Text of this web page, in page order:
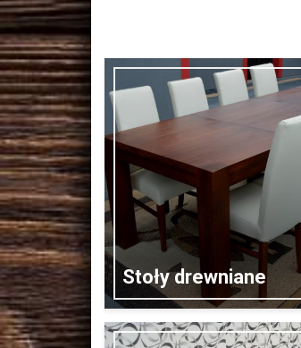
Stoły drewniane